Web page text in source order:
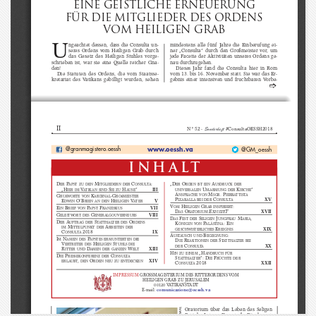
U ngeachtet dessen, dass die Consulta un-
seres  Ordens  vom  Heiligen  Grab  durch
das  Gesetz  des  Heiligen  Stuhles  vorge-
schrieben  ist,  war  sie  eine  Quelle  reicher  Gna-
den!
Die  Statuten  des  Ordens,  die  vom  Staatsse-
kretariat  des  Vatikans  gebilligt  wurden,  sehen
mindestens  alle  fünf  Jahre  die  Einberufung  ei-
ner  „Consulta“  durch  den  Großmeister  vor,  um
jede Facette der Aktivitäten unseres Ordens ge-
nau durchzugehen.
Dieses  Jahr  fand  die  Consulta  hier  in  Rom
vom 13. bis 16. November statt. Sie war das Er-
gebnis  einer  intensiven  und  fruchtbaren  Vorbe-
Eine geistliche Erneuerung
für die Mitglieder des Ordens
vom Heiligen Grab

● ●
II N° 52 - Sonderheft #ConsultaOESSH2018
inhalt
DER PAPST ZU DEN MITGLIEDERN DER CONSULTA:
„HIER IM VATIKAN SIND SIE ZU H AUSE“
III
GRUßWORTE VON KARDINAL-GROßMEISTER
EDWIN O’B RIEN AN DEN HEILIGEN VATER
V
EIN BRIEF VON PAPST FRANZISKUS
VII
GELEITWORT DES GENERALGOUVERNEURS
VIII
DER AUFTRAG DER STATTHALTER DES ORDENS
IM MITTELPUNKT DER ARBEITEN DER
CONSULTA 2018
IX
IM NAMEN DES PAPSTES ERMUNTERTEN DIE
VERTRETER DES HEILIGEN STUHLS DIE
RITTER UND DAMEN DER GANZEN WELT
XIII
DIE PRESSEKONFERENZ DER CONSULTA
ERLAUBT, DEN ORDEN NEU ZU ENTDECKEN XIV
„DER ORDEN IST EIN AUSDRUCK DER
UNIVERSALEN UMARMUNG DER KIRCHE“
ANSPRACHE VON M SGR . PIERBATTISTA
PIZABALLA BEI DER CONSULTA
XV
VOM HEILIGEN GRAB INSPIRIERT:
DAS ORATORIUM EXSULTET
XVII
DAS FEST DER SELIGEN JUNGFRAU MARIA
KÖNIGIN VON PALÄSTINA: EIN
GESCHWISTERLICHES EREIGNIS
XIX
AUSTAUSCH UND BEGEGNUNG:
D IE REAKTIONEN DER STATTHALTER BEI
DER CONSULTA
XX
H IN ZU EINEM „H ANDBUCH FÜR
STATTHALTER“: DIE FRÜCHTE DER
CONSULTA 2018 XXII
IMPRESSUM GROSSMAGISTERIUM DES RITTERORDENS VOM
HEILIGEN GRAB ZU JERUSALEM
00120 VATIKANSTADT
E-mail: comunicazione@oessh.va
Oratorium  über  das  Leben  des  Seligen
www.oessh.va
@granmagistero.oessh @GM_oessh